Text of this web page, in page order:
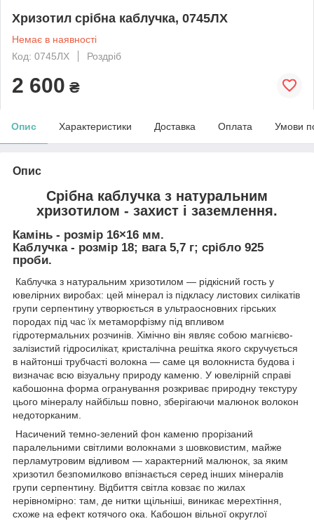
Хризотил срібна каблучка, 0745ЛХ
Немає в наявності
Код: 0745ЛХ
Роздріб
2 600 ₴
Опис Характеристики Доставка Оплата Умови
Опис
Срібна каблучка з натуральним
хризотилом - захист і заземлення.
Камінь - розмір 16×16 мм.
Каблучка - розмір 18; вага 5,7 г; срібло 925
проби.
Каблучка з натуральним хризотилом — рідкісний гость у
ювелірних виробах: цей мінерал із підкласу листових силікатів
групи серпентину утворюється в ультраосновних гірських
породах під час їх метаморфізму під впливом
гідротермальних розчинів. Хімічно він являє собою магнієво-
залізистий гідросилікат, кристалічна решітка якого скручується
в найтонші трубчасті волокна — саме ця волокниста будова і
визначає всю візуальну природу каменю. У ювелірній справі
кабошонна форма огранування розкриває природну текстуру
цього мінералу найбільш повно, зберігаючи малюнок волокон
недоторканим.
Насичений темно-зелений фон каменю прорізаний
паралельними світлими волокнами з шовковистим, майже
перламутровим відливом — характерний малюнок, за яким
хризотил безпомилково впізнається серед інших мінералів
групи серпентину. Відбиття світла ковзає по жилах
нерівномірно: там, де нитки щільніші, виникає мерехтіння,
схоже на ефект котячого ока. Кабошон вільної округлої